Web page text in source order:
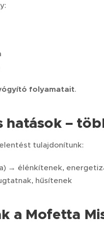
folyamatait.
hatások –
tulajdonítunk:
→ élénkítenek,
hűsítenek
a Mofetta